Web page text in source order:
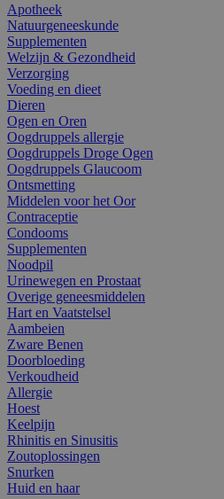
Apotheek
Natuurgeneeskunde
Supplementen
Welzijn & Gezondheid
Verzorging
Voeding en dieet
Dieren
Ogen en Oren
Oogdruppels allergie
Oogdruppels Droge Ogen
Oogdruppels Glaucoom
Ontsmetting
Middelen voor het Oor
Contraceptie
Condooms
Supplementen
Noodpil
Urinewegen en Prostaat
Overige geneesmiddelen
Hart en Vaatstelsel
Aambeien
Zware Benen
Doorbloeding
Verkoudheid
Allergie
Hoest
Keelpijn
Rhinitis en Sinusitis
Zoutoplossingen
Snurken
Huid en haar